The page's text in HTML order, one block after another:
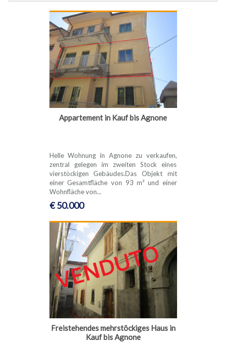
Appartement in Kauf bis Agnone
Helle Wohnung in Agnone zu verkaufen,
zentral gelegen im zweiten Stock eines
vierstöckigen Gebäudes.Das Objekt mit
einer Gesamtfläche von 93 m² und einer
Wohnfläche von...
€ 50.000
Freistehendes mehrstöckiges Haus in
Kauf bis Agnone